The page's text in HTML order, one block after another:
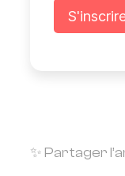
✨ Partager